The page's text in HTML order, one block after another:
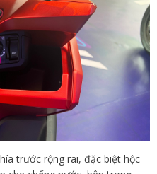
trước rộng rãi, đặc biệt hộc